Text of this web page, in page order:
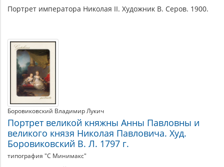
Портрет императора Николая II. Художник В. Серов. 1900.
Боровиковский Владимир Лукич
Портрет великой княжны Анны Павловны и
великого князя Николая Павловича. Худ.
Боровиковский В. Л. 1797 г.
типография "С Минимакс"